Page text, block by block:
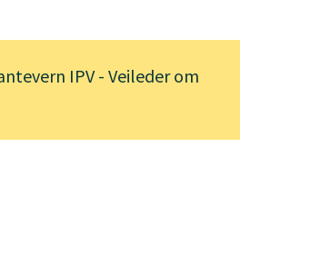
IPV - Veileder om